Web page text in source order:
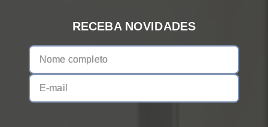
RECEBA NOVIDADES